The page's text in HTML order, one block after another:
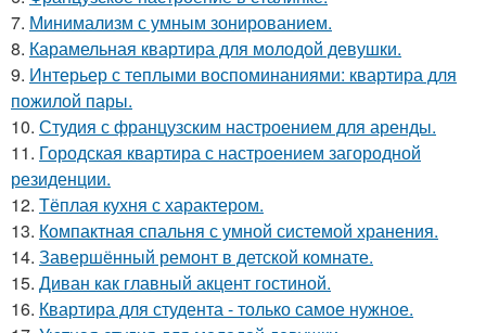
7. Минимализм с умным зонированием.
8. Карамельная квартира для молодой девушки.
9. Интерьер с теплыми воспоминаниями: квартира для
пожилой пары.
10. Студия с французским настроением для аренды.
11. Городская квартира с настроением загородной
резиденции.
12. Тёплая кухня с характером.
13. Компактная спальня с умной системой хранения.
14. Завершённый ремонт в детской комнате.
15. Диван как главный акцент гостиной.
16. Квартира для студента - только самое нужное.